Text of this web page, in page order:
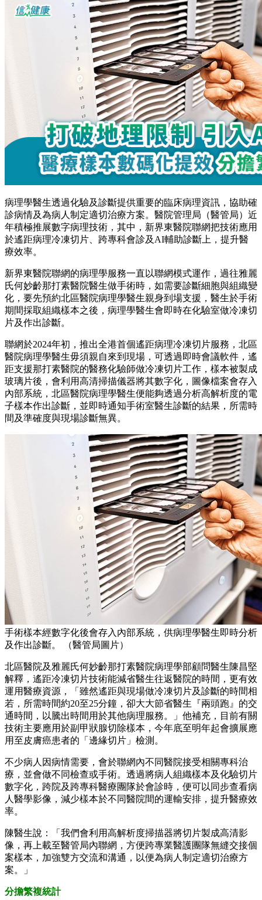
病理學醫生透過化驗及診斷提供重要的臨床病理資訊，協助確
診病情及為病人制定適切治療方案。醫院管理局（醫管局）近
年積極推展數字病理技術，其中，新界東醫院聯網把技術應用
於遙距病理冷凍切片、跨專科會診及AI輔助診斷上，提升醫
療效率。
新界東醫院聯網的病理學服務一直以聯網模式運作，過往雅麗
氏何妙齡那打素醫院醫生做手術時，如需要診斷細胞與組織變
化，要先預約北區醫院病理學醫生親身到場支援，醫生於手術
期間採取組織樣本之後，病理學醫生會即時在化驗室做冷凍切
片及作出診斷。
聯網於2024年初，推出全港首個遙距病理冷凍切片服務，北區
醫院病理學醫生毋須親自來到現場，可透過即時會議軟件，遙
距支援那打素醫院的醫務化驗師做冷凍切片工作，樣本被製成
玻璃片後，會利用高清掃描儀器將其數字化，圖像檔案會存入
內部系統，北區醫院病理學醫生便能夠透過分析高解析度的電
子樣本作出診斷，並即時通知手術室醫生診斷的結果，所需時
間及準確度與現場診斷無異。
手術樣本經數字化後會存入內部系統，供病理學醫生即時分析
及作出診斷。 （醫管局圖片）
北區醫院及雅麗氏何妙齡那打素醫院病理學部顧問醫生陳昌堅
解釋，遙距冷凍切片技術能減省醫生往返醫院的時間，更有效
運用醫療資源，「雖然遙距與現場做冷凍切片及診斷的時間相
若，所需時間約20至25分鐘，卻大大節省醫生『兩頭跑』的交
通時間，以騰出時間用於其他病理服務。」他補充，目前有關
技術主要應用於副甲狀腺切除樣本，今年底至明年起會擴展應
用至皮膚癌患者的「邊緣切片」檢測。
不少病人因病情需要，會於聯網內不同醫院接受相關專科治
療，並會做不同檢查或手術。透過將病人組織樣本及化驗切片
數字化，跨院及跨專科醫療團隊於會診時，便可以同步查看病
人醫學影像，減少樣本於不同醫院間的運輸安排，提升醫療效
率。
陳醫生說：「我們會利用高解析度掃描器將切片製成高清影
像，再上載至醫管局內聯網，方便跨專業醫護團隊無縫交接個
案樣本，加強雙方交流和溝通，以便為病人制定適切治療方
案。」
分擔繁複統計